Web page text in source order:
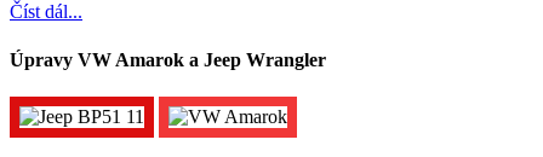
Číst dál...
Úpravy VW Amarok a Jeep Wrangler